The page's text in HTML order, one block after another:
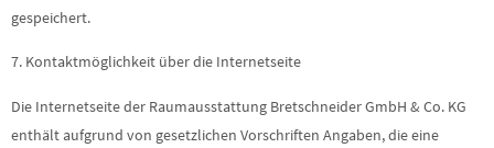
gespeichert.
7. Kontaktmöglichkeit über die Internetseite
Die Internetseite der Raumausstattung Bretschneider GmbH & Co. KG
enthält aufgrund von gesetzlichen Vorschriften Angaben, die eine